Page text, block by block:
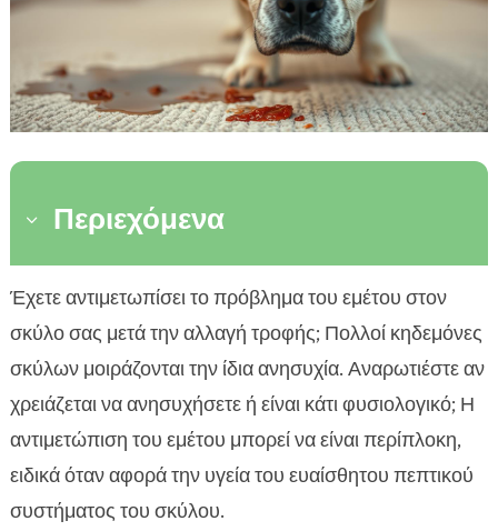
3 Περιεχόμενα
 Κατανόηση των αιτιών του εμετού στον σκύλο
σας

Πότε είναι ανησυχητικό ο έμετος μετά την
αλλαγή τροφής;
Πώς να αλλάξετε τροφή χωρίς να προκαλέσετε
έμετο στον σκύλο
Ο ρόλος της διατροφής στην υγεία του σκύλου
σας
Έχετε αντιμετωπίσει το πρόβλημα του εμέτου στον
σκύλο σας μετά την αλλαγή τροφής; Πολλοί κηδεμόνες
σκύλων μοιράζονται την ίδια ανησυχία. Αναρωτιέστε αν
χρειάζεται να ανησυχήσετε ή είναι κάτι φυσιολογικό; Η
αντιμετώπιση του εμέτου μπορεί να είναι περίπλοκη,
ειδικά όταν αφορά την υγεία του ευαίσθητου πεπτικού
συστήματος του σκύλου.